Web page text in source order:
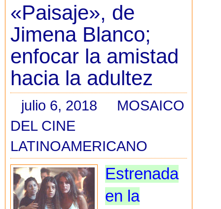
«Paisaje», de
Jimena Blanco;
enfocar la amistad
hacia la adultez
julio 6, 2018
MOSAICO
DEL CINE
LATINOAMERICANO
Estrenada
en la